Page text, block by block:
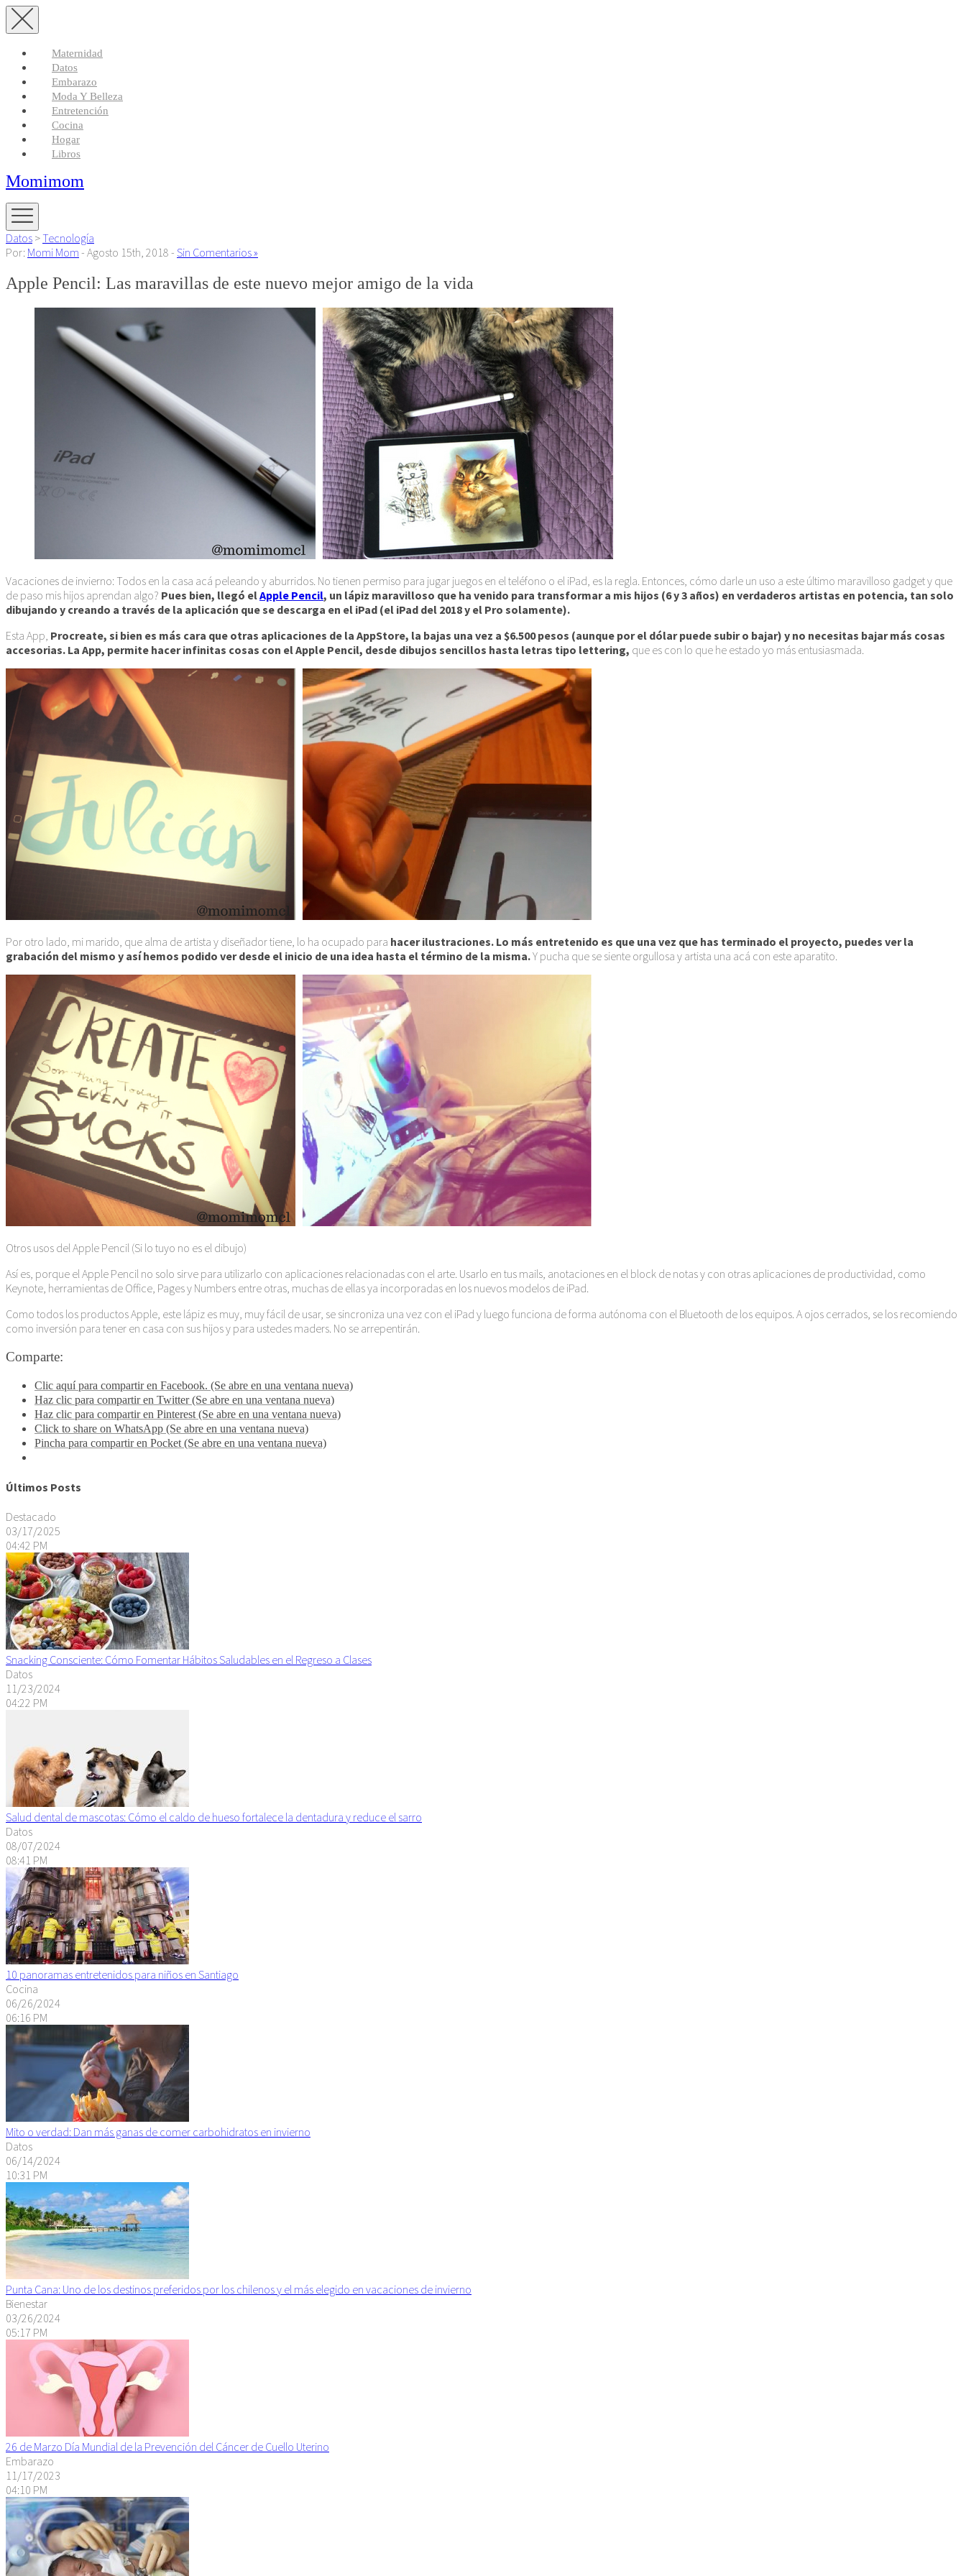
Maternidad
Datos
Embarazo
Moda Y Belleza
Entretención
Cocina
Hogar
Libros
Momimom
Datos > Tecnología
Por: Momi Mom - Agosto 15th, 2018 - Sin Comentarios »
Apple Pencil: Las maravillas de este nuevo mejor amigo de la vida
Vacaciones de invierno: Todos en la casa acá peleando y aburridos. No tienen permiso para jugar juegos en el teléfono o el iPad, es la regla. Entonces, cómo darle un uso a este último maravilloso gadget y que
de paso mis hijos aprendan algo? Pues bien, llegó elApple Pencil, un lápiz maravilloso que ha venido para transformar a mis hijos (6 y 3 años) en verdaderos artistas en potencia, tan solo
dibujando y creando a través de la aplicación que se descarga en el iPad (el iPad del 2018 y el Pro solamente).
Esta App, Procreate, si bien es más cara que otras aplicaciones de la AppStore, la bajas una vez a $6.500 pesos (aunque por el dólar puede subir o bajar) y no necesitas bajar más cosas
accesorias. La App, permite hacer infinitas cosas con el Apple Pencil, desde dibujos sencillos hasta letras tipo lettering, que es con lo que he estado yo más entusiasmada.
Por otro lado, mi marido, que alma de artista y diseñador tiene, lo ha ocupado para hacer ilustraciones. Lo más entretenido es que una vez que has terminado el proyecto, puedes ver la
grabación del mismo y así hemos podido ver desde el inicio de una idea hasta el término de la misma.Y pucha que se siente orgullosa y artista una acá con este aparatito.
Otros usos del Apple Pencil (Si lo tuyo no es el dibujo)
Así es, porque el Apple Pencil no solo sirve para utilizarlo con aplicaciones relacionadas con el arte. Usarlo en tus mails, anotaciones en el block de notas y con otras aplicaciones de productividad, como
Keynote, herramientas de Office, Pages y Numbers entre otras, muchas de ellas ya incorporadas en los nuevos modelos de iPad.
Como todos los productos Apple, este lápiz es muy, muy fácil de usar, se sincroniza una vez con el iPad y luego funciona de forma autónoma con el Bluetooth de los equipos. A ojos cerrados, se los recomiendo
como inversión para tener en casa con sus hijos y para ustedes maders. No se arrepentirán.
Comparte:
Clic aquí para compartir en Facebook. (Se abre en una ventana nueva)
Haz clic para compartir en Twitter (Se abre en una ventana nueva)
Haz clic para compartir en Pinterest (Se abre en una ventana nueva)
Click to share on WhatsApp (Se abre en una ventana nueva)
Pincha para compartir en Pocket (Se abre en una ventana nueva)
Últimos Posts
Destacado
03/17/2025
04:42 PM
Snacking Consciente: Cómo Fomentar Hábitos Saludables en el Regreso a Clases
Datos
11/23/2024
04:22 PM
Salud dental de mascotas: Cómo el caldo de hueso fortalece la dentadura y reduce el sarro
Datos
08/07/2024
08:41 PM
10 panoramas entretenidos para niños en Santiago
Cocina
06/26/2024
06:16 PM
Mito o verdad: Dan más ganas de comer carbohidratos en invierno
Datos
06/14/2024
10:31 PM
Punta Cana: Uno de los destinos preferidos por los chilenos y el más elegido en vacaciones de invierno
Bienestar
03/26/2024
05:17 PM
26 de Marzo Día Mundial de la Prevención del Cáncer de Cuello Uterino
Embarazo
11/17/2023
04:10 PM